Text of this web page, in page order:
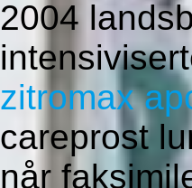
2004
zitromax
careprost
når